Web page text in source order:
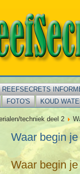
REEFSECRETS
FOTO'S KOUD
techniek deel 2
Waar begin
Waar begin